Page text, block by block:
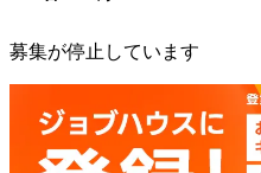
募集が停止しています